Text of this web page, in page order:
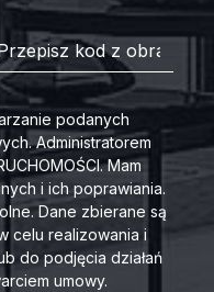
podanych
Administratorem
Mam
i ich poprawiania.
Dane zbierane są
celu realizowania i
do podjęcia działań
umowy.